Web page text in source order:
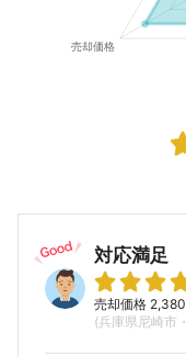
対応満足
売却価格
(兵庫県尼崎市